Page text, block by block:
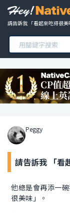
請告訴我 「看起來吃得很美
Peggy
請告訴我 「看
他總是會再添一
很美味」。